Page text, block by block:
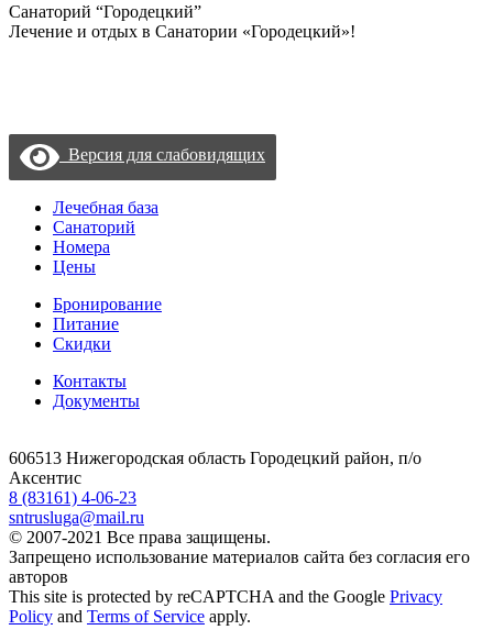
Санаторий “Городецкий”
Лечение и отдых в Санатории «Городецкий»!
Версия для слабовидящих
Лечебная база
Санаторий
Номера
Цены
Бронирование
Питание
Скидки
Контакты
Документы
606513 Нижегородская область Городецкий район, п/о
Аксентис
8 (83161) 4-06-23
sntrusluga@mail.ru
© 2007-2021 Все права защищены.
Запрещено использование материалов сайта без согласия его
авторов
This site is protected by reCAPTCHA and the Google Privacy
Policy and Terms of Service apply.